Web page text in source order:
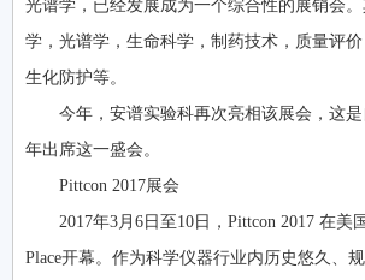
光谱学，已经发展成为一个综合性的展销会
学，光谱学，生命科学，制药技术，质量评
生化防护等。
今年，安谱实验科再次亮相该展会，这
年出席这一盛会。
Pittcon 2017展会
2017年3月6日至10日，Pittcon 2017 在美
Place开幕。作为科学仪器行业内历史悠久、